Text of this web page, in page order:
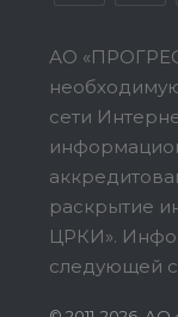
АО
сети
раскрытие
ЦРКИ».
следующей